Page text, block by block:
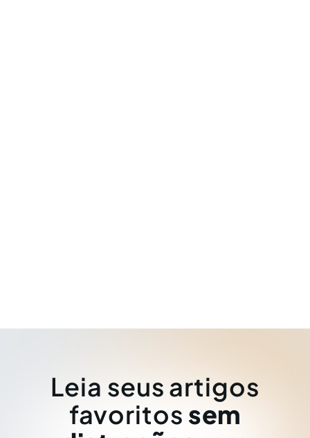
Leia seus artigos
favoritos sem